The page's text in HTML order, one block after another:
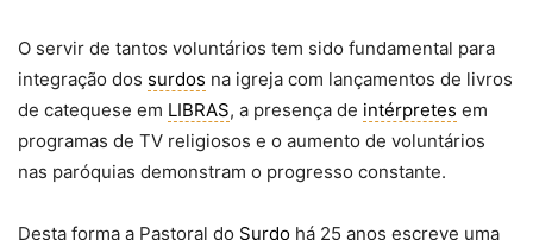
O servir de tantos voluntários tem sido fundamental para
integração dos surdos na igreja com lançamentos de livros
de catequese em LIBRAS, a presença de intérpretes em
programas de TV religiosos e o aumento de voluntários
nas paróquias demonstram o progresso constante.
Desta forma a Pastoral do Surdo há 25 anos escreve uma